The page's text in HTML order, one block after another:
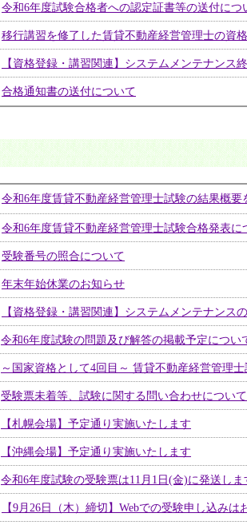
令和6年度試験合格者への認定証書等の送付につ
移行講習を修了した賃貸不動産経営管理士の資
【資格登録・講習関連】システムメンテナンス
合格通知書の送付について
令和6年度賃貸不動産経営管理士試験の結果概要
令和6年度賃貸不動産経営管理士試験合格発表に
受験番号の照合について
年末年始休業のお知らせ
【資格登録・講習関連】システムメンテナンス
令和6年度試験の問題及び解答の掲載予定につい
～国家資格として4回目～ 賃貸不動産経営管理
受験票未着等、試験に関する問い合わせについて
【札幌会場】予定通り実施いたします
【沖縄会場】予定通り実施いたします
令和6年度試験の受験票は11月1日(金)に発送しま
【9月26日（木）締切】Webでの受験申し込みは